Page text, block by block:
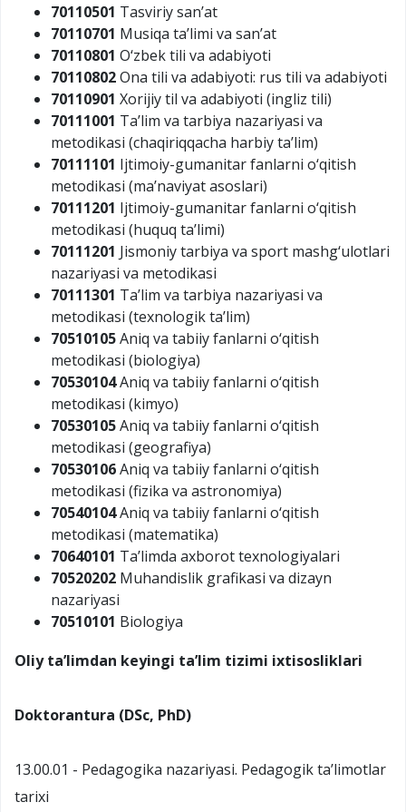
70110501 Tasviriy san’at
70110701 Musiqa ta’limi va san’at
70110801 O‘zbek tili va adabiyoti
70110802Ona tili va adabiyoti: rus tili va adabiyoti
70110901 Xorijiy til va adabiyoti (ingliz tili)
70111001 Ta’lim va tarbiya nazariyasi va
metodikasi (chaqiriqqacha harbiy ta’lim)
70111101 Ijtimoiy-gumanitar fanlarni o‘qitish
metodikasi (ma’naviyat asoslari)
70111201 Ijtimoiy-gumanitar fanlarni o‘qitish
metodikasi (huquq ta’limi)
70111201 Jismoniy tarbiya va sport mashg‘ulotlari
nazariyasi va metodikasi
70111301 Ta’lim va tarbiya nazariyasi va
metodikasi (texnologik ta’lim)
70510105Aniq va tabiiy fanlarni o‘qitish
metodikasi (biologiya)
70530104Aniq va tabiiy fanlarni o‘qitish
metodikasi (kimyo)
70530105Aniq va tabiiy fanlarni o‘qitish
metodikasi (geografiya)
70530106Aniq va tabiiy fanlarni o‘qitish
metodikasi (fizika va astronomiya)
70540104Aniq va tabiiy fanlarni o‘qitish
metodikasi (matematika)
70640101 Ta’limda axborot texnologiyalari
70520202 Muhandislik grafikasi va dizayn
nazariyasi
70510101 Biologiya
Oliy ta’limdan keyingi ta’lim tizimi ixtisosliklari
Doktorantura (DSc, PhD)
13.00.01 - Pedagogika nazariyasi. Pedagogik ta’limotlar
tarixi